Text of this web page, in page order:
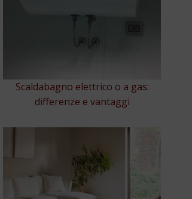
Scaldabagno elettrico o a gas:
differenze e vantaggi